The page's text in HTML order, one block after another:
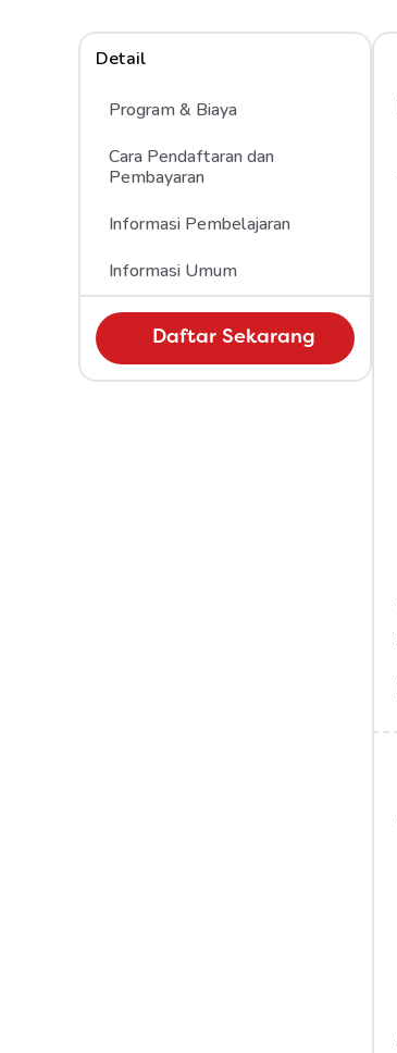
Detail
Program & Biaya
Cara Pendaftaran dan
Pembayaran
Informasi Pembelajaran
Informasi Umum
Daftar Sekarang